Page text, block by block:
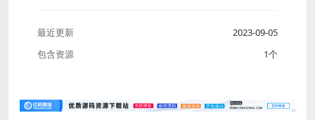
最近更新
2023-09-05
包含资源
1个